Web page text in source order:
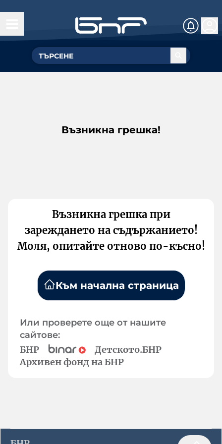
Възникна грешка!
Възникна грешка при
зареждането на съдържанието!
Моля, опитайте отново по-късно!
Към начална страница
Или проверете още от нашите
сайтове:
БНР
Детското.БНР
Архивен фонд на БНР